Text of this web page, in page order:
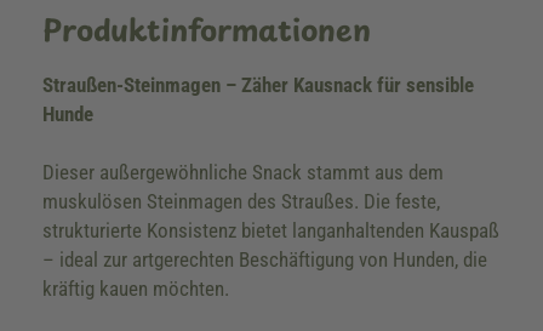
Produktinformationen
Straußen-Steinmagen – Zäher Kausnack für sensible
Hunde
Dieser außergewöhnliche Snack stammt aus dem
muskulösen Steinmagen des Straußes. Die feste,
strukturierte Konsistenz bietet langanhaltenden Kauspaß
– ideal zur artgerechten Beschäftigung von Hunden, die
kräftig kauen möchten.